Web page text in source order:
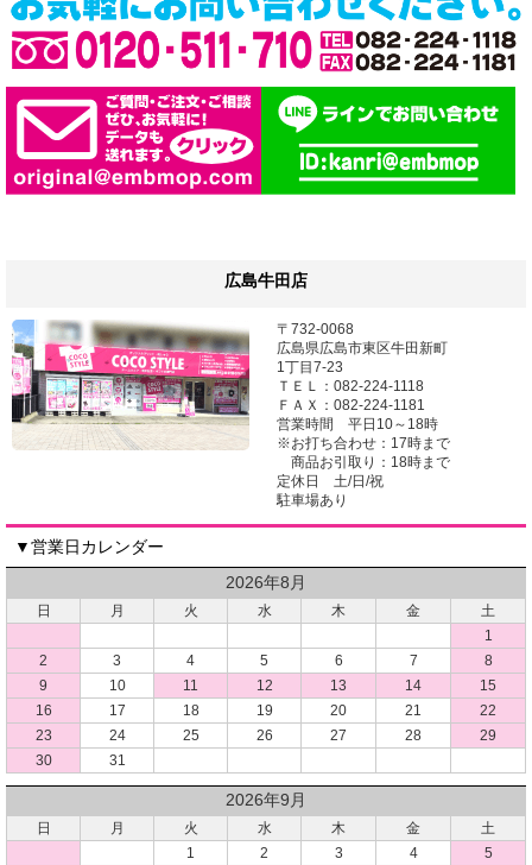
広島牛田店
〒732-0068
広島県広島市東区牛田新町
1丁目7-23
ＴＥＬ：082-224-1118
ＦＡＸ：082-224-1181
営業時間 平日10～18時
※お打ち合わせ：17時まで
商品お引取り：18時まで
定休日 土/日/祝
駐車場あり
▼営業日カレンダー
2026年8月
日 月 火 水 木 金
土
1
2
3 4 5 6 7
8
9
10 11 12 13 14
15
16
17 18 19 20 21
22
23
24 25 26 27 28
29
30
31
2026年9月
日 月 火 水 木 金
土
1
2 3 4
5